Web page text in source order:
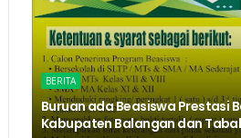
BERITA
Buruan ada Beasiswa Prestasi
Kabupaten Balangan dan